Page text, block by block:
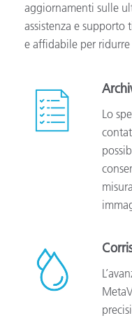
aggiornamenti sulle
assistenza e supporto
e affidabile per
Lo